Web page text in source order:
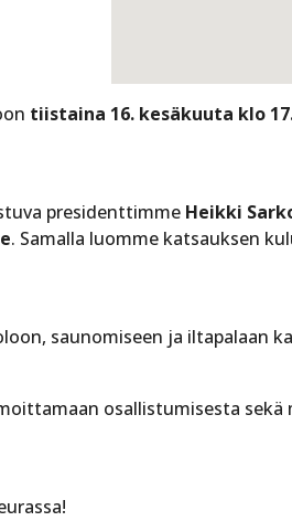
tiistaina 16. kesäkuuta klo
presidenttimme Heikki
. Samalla luomme katsauksen
saunomiseen ja iltapalaan
osallistumisesta sekä